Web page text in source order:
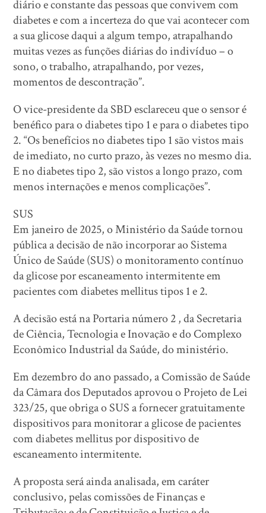
diário e constante das pessoas que convivem com
diabetes e com a incerteza do que vai acontecer com
a sua glicose daqui a algum tempo, atrapalhando
muitas vezes as funções diárias do indivíduo – o
sono, o trabalho, atrapalhando, por vezes,
momentos de descontração”.
O vice-presidente da SBD esclareceu que o sensor é
benéfico para o diabetes tipo 1 e para o diabetes tipo
2. “Os benefícios no diabetes tipo 1 são vistos mais
de imediato, no curto prazo, às vezes no mesmo dia.
E no diabetes tipo 2, são vistos a longo prazo, com
menos internações e menos complicações”.
SUS
Em janeiro de 2025, o Ministério da Saúde tornou
pública a decisão de não incorporar ao Sistema
Único de Saúde (SUS) o monitoramento contínuo
da glicose por escaneamento intermitente em
pacientes com diabetes mellitus tipos 1 e 2.
A decisão está na Portaria número 2 , da Secretaria
de Ciência, Tecnologia e Inovação e do Complexo
Econômico Industrial da Saúde, do ministério.
Em dezembro do ano passado, a Comissão de Saúde
da Câmara dos Deputados aprovou o Projeto de Lei
323/25, que obriga o SUS a fornecer gratuitamente
dispositivos para monitorar a glicose de pacientes
com diabetes mellitus por dispositivo de
escaneamento intermitente.
A proposta será ainda analisada, em caráter
conclusivo, pelas comissões de Finanças e